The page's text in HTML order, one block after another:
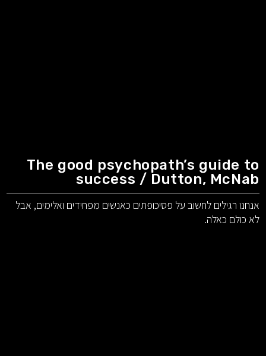
The good psychopath’s guide to
success / Dutton, McNab
אנחנו רגילים לחשוב על פסיכופתים כאנשים מפחידים ואלימים, אבל
לא כולם כאלה.